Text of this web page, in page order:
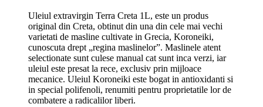
Uleiul extravirgin Terra Creta 1L, este un produs
original din Creta, obtinut din una din cele mai vechi
varietati de masline cultivate in Grecia, Koroneiki,
cunoscuta drept „regina maslinelor”. Maslinele atent
selectionate sunt culese manual cat sunt inca verzi, iar
uleiul este presat la rece, exclusiv prin mijloace
mecanice. Uleiul Koroneiki este bogat in antioxidanti si
in special polifenoli, renumiti pentru proprietatile lor de
combatere a radicalilor liberi.